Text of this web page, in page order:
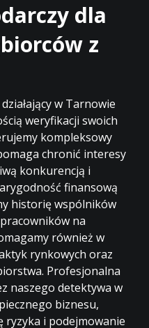
dla
z
w Tarnowie
weryfikacji swoich
kompleksowy
chronić interesy
konkurencją i
finansową
historię wspólników
na
również w
rynkowych oraz
Profesjonalna
naszego detektywa w
biznesu,
ryzyka i podejmowanie